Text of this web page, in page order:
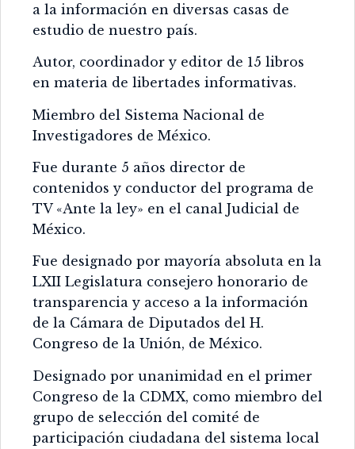
a la información en diversas casas de
estudio de nuestro país.
Autor, coordinador y editor de 15 libros
en materia de libertades informativas.
Miembro del Sistema Nacional de
Investigadores de México.
Fue durante 5 años director de
contenidos y conductor del programa de
TV «Ante la ley» en el canal Judicial de
México.
Fue designado por mayoría absoluta en la
LXII Legislatura consejero honorario de
transparencia y acceso a la información
de la Cámara de Diputados del H.
Congreso de la Unión, de México.
Designado por unanimidad en el primer
Congreso de la CDMX, como miembro del
grupo de selección del comité de
participación ciudadana del sistema local